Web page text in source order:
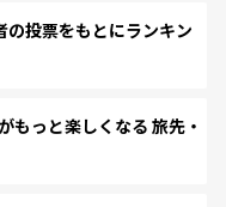
投票をもとにランキン
っと楽しくなる 旅先・